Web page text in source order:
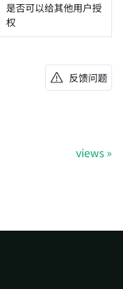
是否可以给其他用户授
权
反馈问题
views